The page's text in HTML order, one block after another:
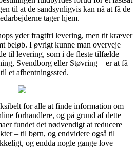
til at de sandsynligvis kan nå at få de
tager hjem.
yder fragtfri levering, men tit kræver
beløb. I øvrigt kunne man overveje
til levering, som i de fleste tilfælde –
Svendborg eller Støvring – er at få
et afhentningssted.
for alle at finde information om
forhandlere, og på grund af dette
fundet det nødvendigt at reducere
– til børn, og endvidere også til
og endda nogle gange love